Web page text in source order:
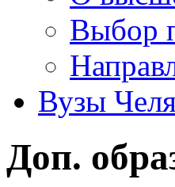
Выбор
Вузы
Доп.